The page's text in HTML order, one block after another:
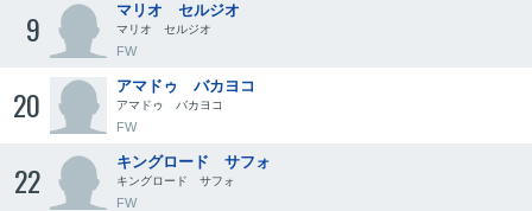
9 マリオ セルジオ
マリオ セルジオ
FW
20 アマドゥ バカヨコ
アマドゥ バカヨコ
FW
22 キングロード サフォ
キングロード サフォ
FW